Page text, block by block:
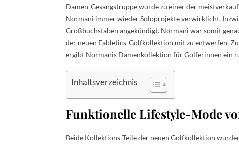
Damen-Gesangstruppe wurde zu einer der
Normani immer wieder Soloprojekte verwirklicht.
Großbuchstaben angekündigt. Normani war somit
der neuen Fabletics-Golfkollektion mit zu entwerfen.
ergibt Normanis Damenkollektion für Golferinnen ein
Inhaltsverzeichnis
Funktionelle Lifestyle-Mode
Beide Kollektions-Teile der neuen Golfkollektion